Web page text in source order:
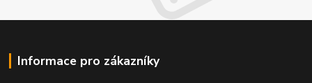
Informace pro zákazníky